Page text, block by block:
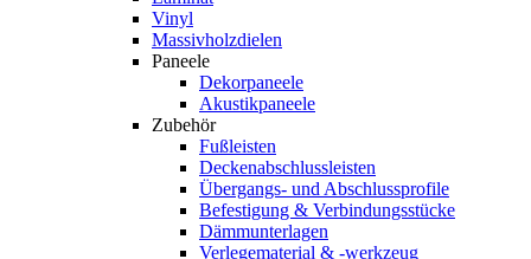
Vinyl
Massivholzdielen
Paneele
Dekorpaneele
Akustikpaneele
Zubehör
Fußleisten
Deckenabschlussleisten
Übergangs- und Abschlussprofile
Befestigung & Verbindungsstücke
Dämmunterlagen
Verlegematerial & -werkzeug